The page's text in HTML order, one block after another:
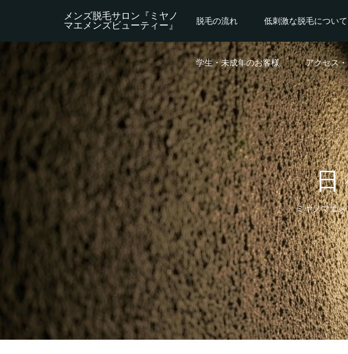
メンズ脱毛サロン『ミヤノ
マエメンズビューティー』
脱毛の流れ 低刺激な脱毛について
学生・未成年のお客様 アクセス
日
ミヤノマエ